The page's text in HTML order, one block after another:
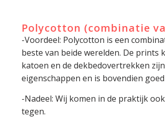
Polycotton (combinatie
-Voordeel: Polycotton is een
beste van beide werelden. De
katoen en de dekbedovertrekken
eigenschappen en is bovendien
-Nadeel: Wij komen in de praktijk
tegen.